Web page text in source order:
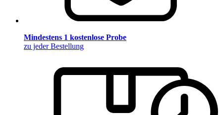
Mindestens 1 kostenlose Probe
zu jeder Bestellung